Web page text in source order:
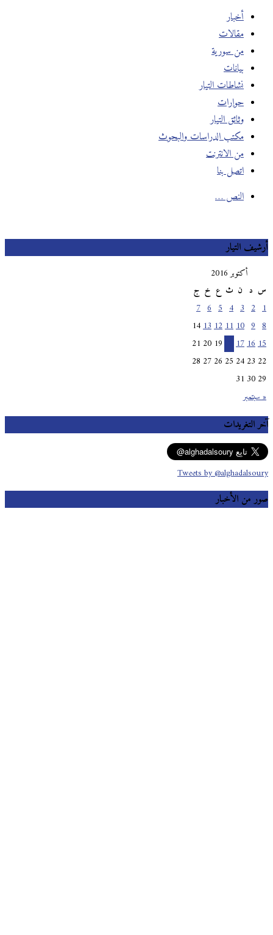
أخبار
مقالات
من سورية
بيانات
نشاطات التيار
حوارات
وثائق التيار
مكتب الدراسات والبحوث
من الانترنت
اتصل بنا
النص …
أرشيف التيار
أكتوبر 2016
س
ث خ ج
« سبتمبر
10
11
12
13
14
15
16
17
18
19
20
21
22
23
24
25
26
27
28
29
30
31
آخر التغريدات
Tweets by @alghadalsoury
صور من الأخبار